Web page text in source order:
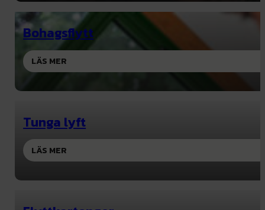
Bohagsflytt
LÄS MER
Tunga lyft
LÄS MER